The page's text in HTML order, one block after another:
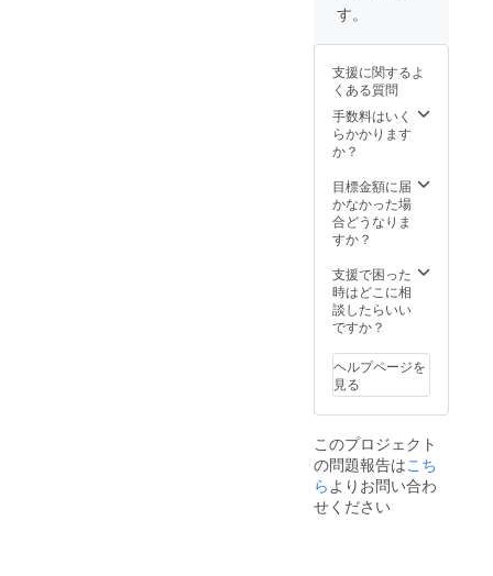
だける
も嬉し
いで
す！
す。
支援に関するよ
くある質問
手数料はいく
らかかります
か？
目標金額に届
かなかった場
合どうなりま
すか？
支援で困った
時はどこに相
談したらいい
ですか？
ヘルプページを
見る
このプロジェクト
の問題報告はこち
ら よりお問い合わ
せください